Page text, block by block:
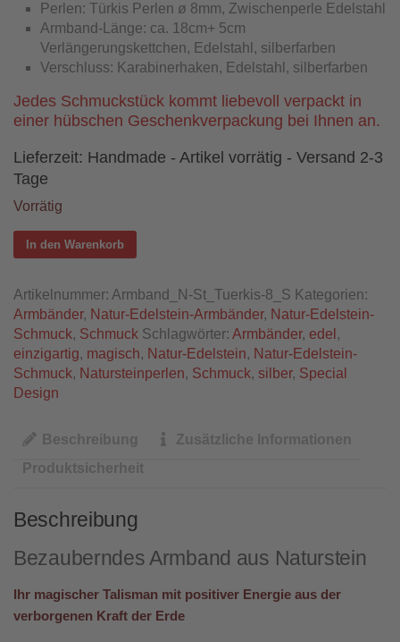
Perlen: Türkis Perlen ø 8mm, Zwischenperle Edelstahl
Armband-Länge: ca. 18cm+ 5cm
Verlängerungskettchen, Edelstahl, silberfarben
Verschluss: Karabinerhaken, Edelstahl, silberfarben
Jedes Schmuckstück kommt liebevoll verpackt in
einer hübschen Geschenkverpackung bei Ihnen an.
Lieferzeit: Handmade - Artikel vorrätig - Versand 2-3
Tage
Vorrätig
In den Warenkorb
Artikelnummer: Armband_N-St_Tuerkis-8_S Kategorien:
Armbänder, Natur-Edelstein-Armbänder, Natur-Edelstein-
Schmuck, Schmuck Schlagwörter: Armbänder, edel ,
einzigartig, magisch, Natur-Edelstein, Natur-Edelstein-
Schmuck, Natursteinperlen, Schmuck, silber, Special
Design
Beschreibung
Zusätzliche Informationen
Produktsicherheit
Beschreibung
Bezauberndes Armband aus Naturstein
Ihr magischer Talisman mit positiver Energie aus der
verborgenen Kraft der Erde